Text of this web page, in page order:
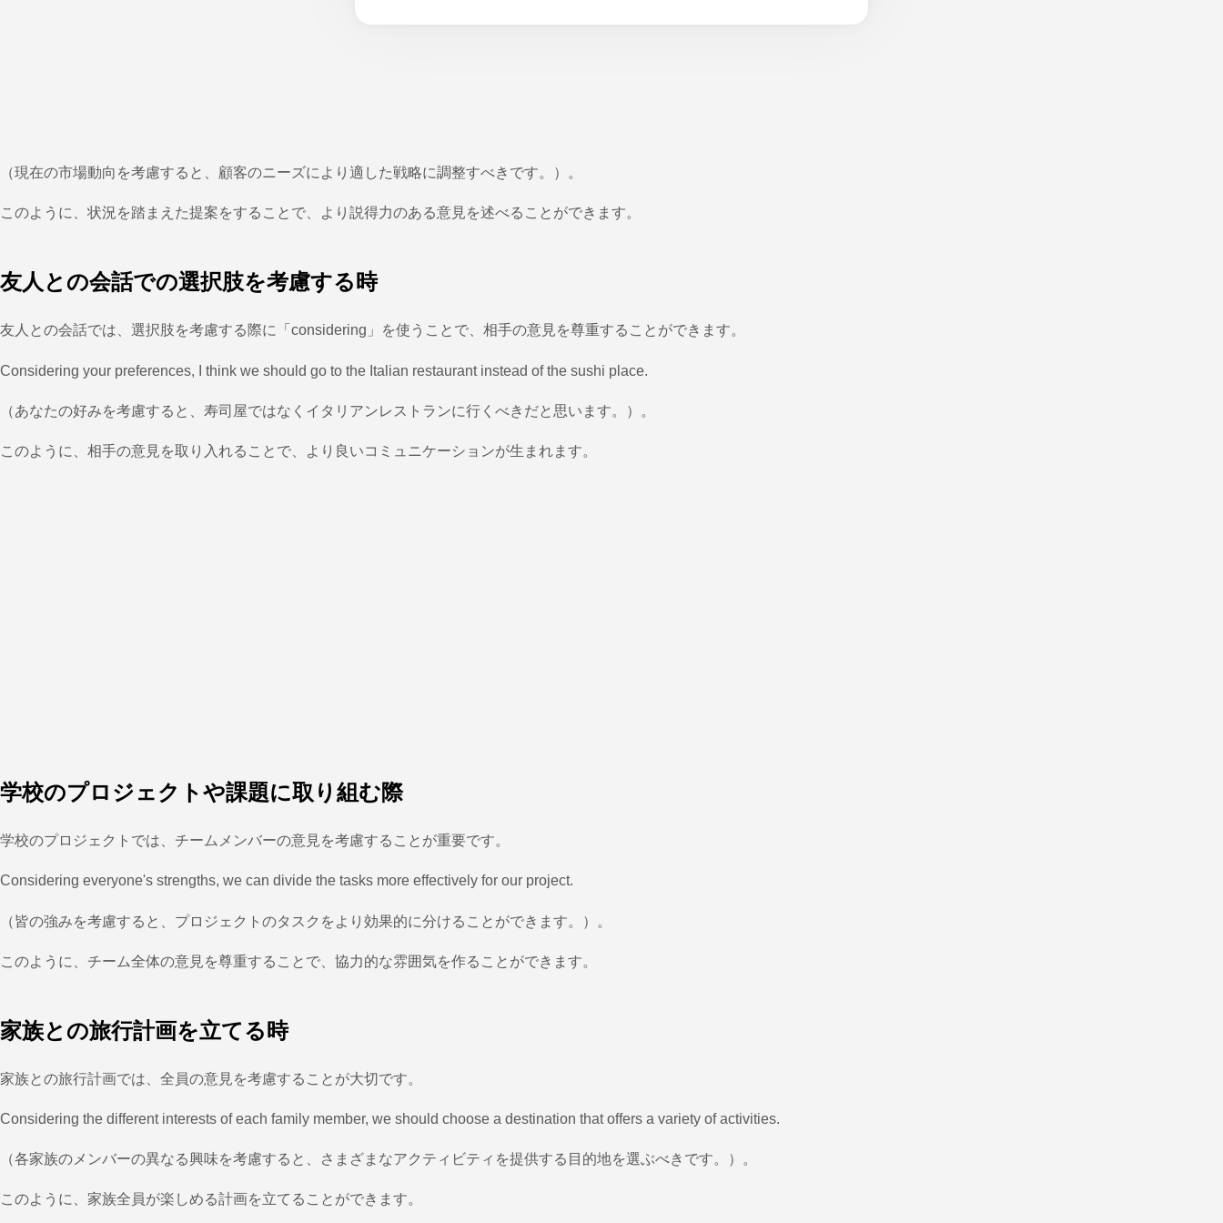
（現在の市場動向を考慮すると、顧客のニーズにより適した戦略に調整すべきです。）。
このように、状況を踏まえた提案をすることで、より説得力のある意見を述べることができます。
友人との会話での選択肢を考慮する時
友人との会話では、選択肢を考慮する際に「considering」を使うことで、相手の意見を尊重することができます。
Considering your preferences, I think we should go to the Italian restaurant instead of the sushi place.
（あなたの好みを考慮すると、寿司屋ではなくイタリアンレストランに行くべきだと思います。）。
このように、相手の意見を取り入れることで、より良いコミュニケーションが生まれます。
学校のプロジェクトや課題に取り組む際
学校のプロジェクトでは、チームメンバーの意見を考慮することが重要です。
Considering everyone's strengths, we can divide the tasks more effectively for our project.
（皆の強みを考慮すると、プロジェクトのタスクをより効果的に分けることができます。）。
このように、チーム全体の意見を尊重することで、協力的な雰囲気を作ることができます。
家族との旅行計画を立てる時
家族との旅行計画では、全員の意見を考慮することが大切です。
Considering the different interests of each family member, we should choose a destination that offers a variety of activities.
（各家族のメンバーの異なる興味を考慮すると、さまざまなアクティビティを提供する目的地を選ぶべきです。）。
このように、家族全員が楽しめる計画を立てることができます。